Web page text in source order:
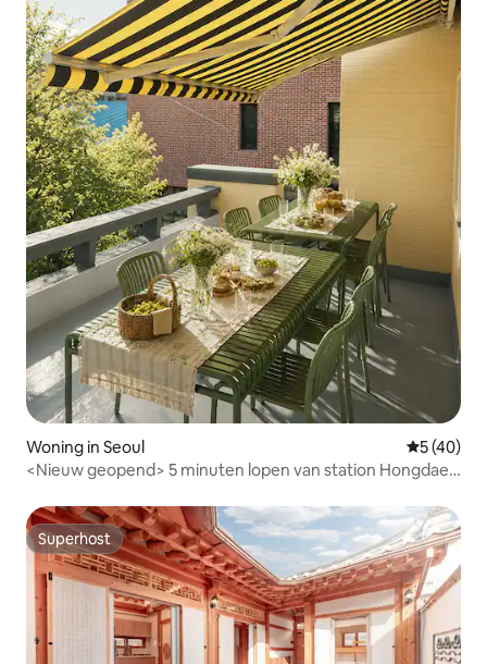
Woning in Seoul
5 (40)
<Nieuw geopend> 5 minuten lopen van station Hongdae |
badkamers, 2 | Groepen en grote gezinnen | Seoul
Superhost
Superhost